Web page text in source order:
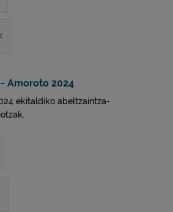
Amoroto 2024
ekitaldiko abeltzaintza-